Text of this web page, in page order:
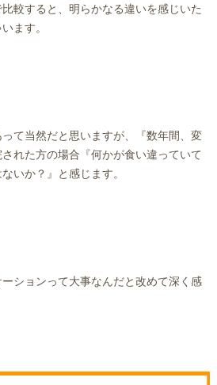
較すると、明らかなる違いを感じいた
ます。
て当然だと思いますが、『数年間、変
れた方の場合『何かが食い違っていて
いか？』と感じます。
ションって大事なんだと改めて深く感